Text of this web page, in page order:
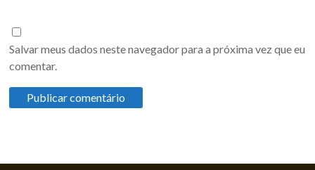
Salvar meus dados neste navegador para a próxima vez que eu
comentar.